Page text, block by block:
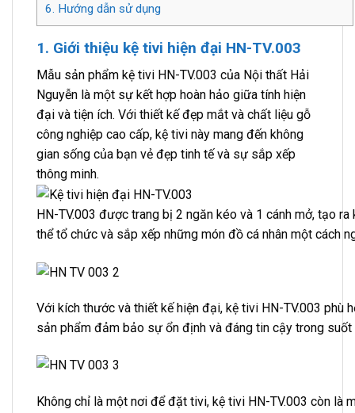
6. Hướng dẫn sử dụng
1. Giới thiệu kệ tivi hiện đại HN-TV.003
Mẫu sản phẩm kệ tivi HN-TV.003 của Nội thất Hải
Nguyễn là một sự kết hợp hoàn hảo giữa tính hiện
đại và tiện ích. Với thiết kế đẹp mắt và chất liệu gỗ
công nghiệp cao cấp, kệ tivi này mang đến không
gian sống của bạn vẻ đẹp tinh tế và sự sắp xếp
thông minh.
HN-TV.003 được trang bị 2 ngăn kéo và 1 cánh mở, tạo
thể tổ chức và sắp xếp những món đồ cá nhân một cách
Với kích thước và thiết kế hiện đại, kệ tivi HN-TV.003 phù
sản phẩm đảm bảo sự ổn định và đáng tin cậy trong
Không chỉ là một nơi để đặt tivi, kệ tivi HN-TV.003 còn là